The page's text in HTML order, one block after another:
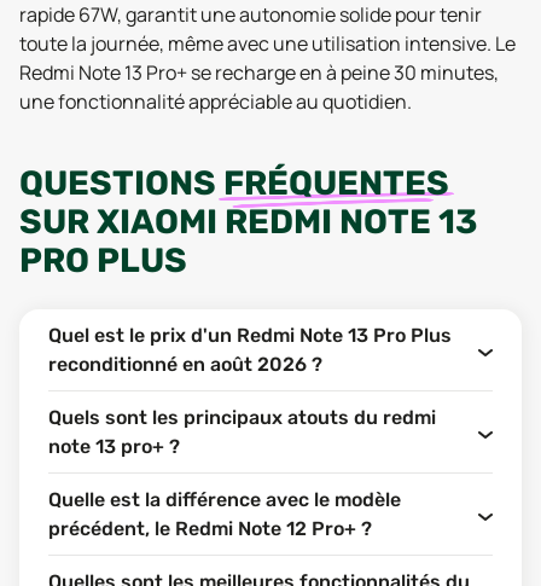
rapide 67W, garantit une autonomie solide pour tenir
toute la journée, même avec une utilisation intensive. Le
Redmi Note 13 Pro+ se recharge en à peine 30 minutes,
une fonctionnalité appréciable au quotidien.
QUESTIONS FRÉQUENTES
SURXIAOMI REDMI NOTE 13
PRO PLUS
Quel est le prix d'un Redmi Note 13 Pro Plus
reconditionné en août 2026 ?
Quels sont les principaux atouts du redmi
note 13 pro+ ?
Quelle est la différence avec le modèle
précédent, le Redmi Note 12 Pro+ ?